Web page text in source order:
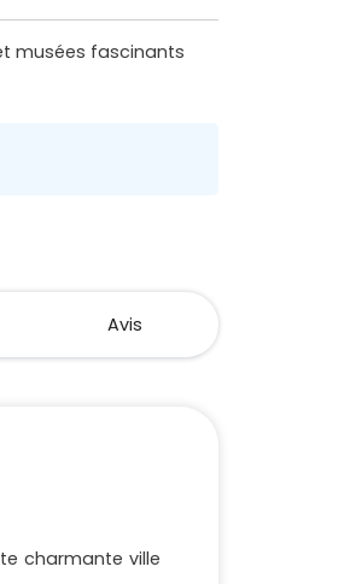
musées fascinants
Avis
charmante ville